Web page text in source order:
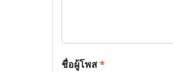
ชื่อผู้โพส*